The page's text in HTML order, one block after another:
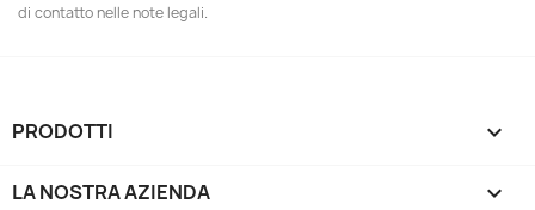
di contatto nelle note legali.
PRODOTTI 
LA NOSTRA AZIENDA 